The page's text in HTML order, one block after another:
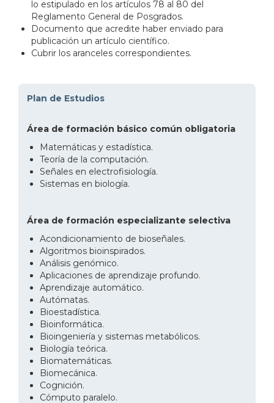
lo estipulado en los artículos 78 al 80 del
Reglamento General de Posgrados.
Documento que acredite haber enviado para
publicación un artículo científico.
Cubrir los aranceles correspondientes.
Plan de Estudios
Área de formación básico común obligatoria
Matemáticas y estadística.
Teoría de la computación.
Señales en electrofisiología.
Sistemas en biología.
Área de formación especializante selectiva
Acondicionamiento de bioseñales.
Algoritmos bioinspirados.
Análisis genómico.
Aplicaciones de aprendizaje profundo.
Aprendizaje automático.
Autómatas.
Bioestadística.
Bioinformática.
Bioingeniería y sistemas metabólicos.
Biología teórica.
Biomatemáticas.
Biomecánica.
Cognición.
Cómputo paralelo.